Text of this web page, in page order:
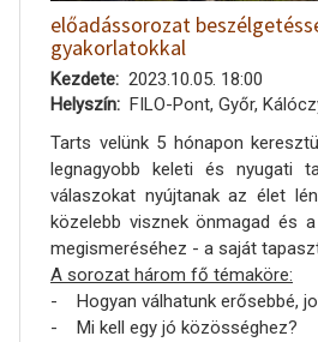
előadássorozat
gyakorlatokkal
Kezdete
2023.10.05. 18:00
Helyszín
FILO-Pont, Győr,
Tarts velünk 5 hónapon
legnagyobb keleti és nyugati
válaszokat nyújtanak az élet
közelebb visznek önmagad és
megismeréséhez - a saját
A sorozat három fő témaköre:
- Hogyan válhatunk erősebbé,
- Mi kell egy jó közösséghez?